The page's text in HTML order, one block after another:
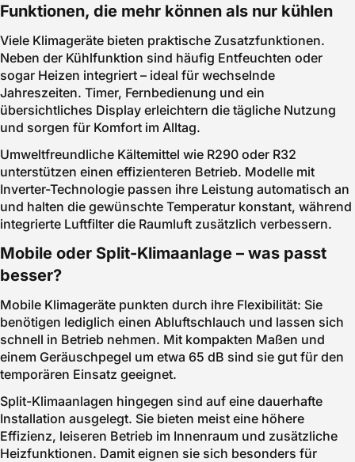
Funktionen, die mehr können als nur kühlen
Viele Klimageräte bieten praktische Zusatzfunktionen.
Neben der Kühlfunktion sind häufig Entfeuchten oder
sogar Heizen integriert – ideal für wechselnde
Jahreszeiten. Timer, Fernbedienung und ein
übersichtliches Display erleichtern die tägliche Nutzung
und sorgen für Komfort im Alltag.
Umweltfreundliche Kältemittel wie R290 oder R32
unterstützen einen effizienteren Betrieb. Modelle mit
Inverter-Technologie passen ihre Leistung automatisch an
und halten die gewünschte Temperatur konstant, während
integrierte Luftfilter die Raumluft zusätzlich verbessern.
Mobile oder Split-Klimaanlage – was passt
besser?
Mobile Klimageräte punkten durch ihre Flexibilität: Sie
benötigen lediglich einen Abluftschlauch und lassen sich
schnell in Betrieb nehmen. Mit kompakten Maßen und
einem Geräuschpegel um etwa 65 dB sind sie gut für den
temporären Einsatz geeignet.
Split-Klimaanlagen hingegen sind auf eine dauerhafte
Installation ausgelegt. Sie bieten meist eine höhere
Effizienz, leiseren Betrieb im Innenraum und zusätzliche
Heizfunktionen. Damit eignen sie sich besonders für